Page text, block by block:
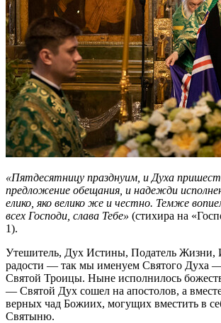
«Пятдесятницу празднуим, и Духа
предложение обещания, и надежди
елико, яко велико же и честно. Темже
всех Господи, слава Тебе» (стихира на
1).
Утешитель, Дух Истины, Податель Жизни,
радости — так мы именуем Святого Духа —
Святой Троицы. Ныне исполнилось
— Святой Дух сошел на апостолов, а
верных чад Божиих, могущих вместить в
Святыню.